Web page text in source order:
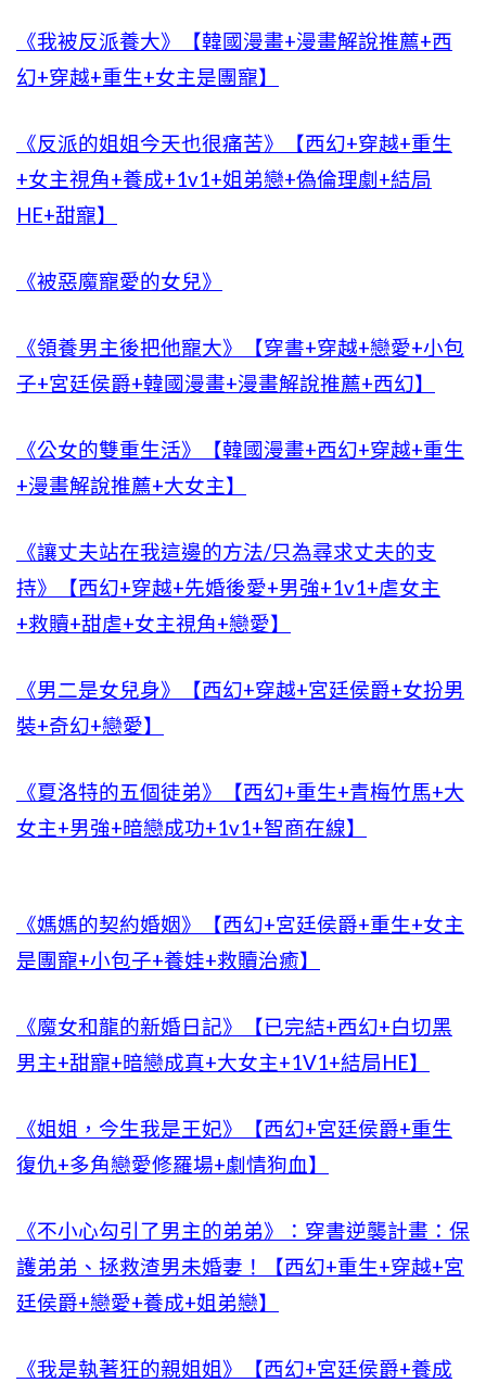
《我被反派養大》【韓國漫畫+漫畫解說推薦+西
幻+穿越+重生+女主是團寵】
《反派的姐姐今天也很痛苦》【西幻+穿越+重生
+女主視角+養成+1v1+姐弟戀+偽倫理劇+結局
HE+甜寵】
《被惡魔寵愛的女兒》
《領養男主後把他寵大》【穿書+穿越+戀愛+小包
子+宮廷侯爵+韓國漫畫+漫畫解說推薦+西幻】
《公女的雙重生活》【韓國漫畫+西幻+穿越+重生
+漫畫解說推薦+大女主】
《讓丈夫站在我這邊的方法/只為尋求丈夫的支
持》【西幻+穿越+先婚後愛+男強+1v1+虐女主
+救贖+甜虐+女主視角+戀愛】
《男二是女兒身》【西幻+穿越+宮廷侯爵+女扮男
裝+奇幻+戀愛】
《夏洛特的五個徒弟》【西幻+重生+青梅竹馬+大
女主+男強+暗戀成功+1v1+智商在線】
《媽媽的契約婚姻》【西幻+宮廷侯爵+重生+女主
是團寵+小包子+養娃+救贖治癒】
《魔女和龍的新婚日記》【已完結+西幻+白切黑
男主+甜寵+暗戀成真+大女主+1V1+結局HE】
《姐姐，今生我是王妃》【西幻+宮廷侯爵+重生
復仇+多角戀愛修羅場+劇情狗血】
《不小心勾引了男主的弟弟》：穿書逆襲計畫：保
護弟弟、拯救渣男未婚妻！【西幻+重生+穿越+宮
廷侯爵+戀愛+養成+姐弟戀】
《我是執著狂的親姐姐》【西幻+宮廷侯爵+養成